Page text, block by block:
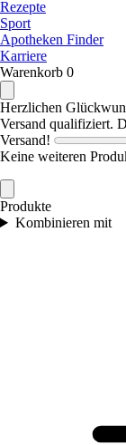
Rezepte
Sport
Apotheken Finder
Karriere
Warenkorb 0
Herzlichen
Versand qualifiziert.
Versand!
Keine weiteren
Produkte
Kombinieren mit